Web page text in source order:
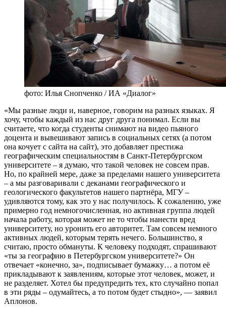
фото: Илья Снопченко / ИА «Диалог»
«Мы разные люди и, наверное, говорим на разных языках. Я
хочу, чтобы каждый из нас друг друга понимал. Если вы
считаете, что когда студенты снимают на видео пьяного
доцента и вывешивают запись в социальных сетях (а потом
она кочует с сайта на сайт), это добавляет престижа
географическим специальностям в Санкт-Петербургском
университете – я думаю, что такой человек не совсем прав.
Но, по крайней мере, даже за пределами нашего университета
– а мы разговаривали с деканами географического и
геологического факультетов нашего партнёра, МГУ –
удивляются тому, как это у нас получилось. К сожалению, уже
примерно год немногочисленная, но активная группа людей
начала работу, которая может не то чтобы нанести вред
университету, но уронить его авторитет. Там совсем немного
активных людей, которым терять нечего. Большинство, я
считаю, просто обмануты. К человеку подходят, спрашивают
«ты за географию в Петербургском университете?» Он
отвечает «конечно, за», подписывает бумажку… а потом её
прикладывают к заявлениям, которые этот человек, может, и
не разделяет. Хотел бы предупредить тех, кто случайно попал
в эти ряды – одумайтесь, а то потом будет стыдно», — заявил
Аплонов.